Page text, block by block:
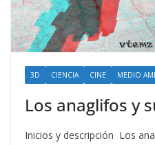
3D CIENCIA CINE MEDIO
Los anaglifos y
Inicios y descripción Los